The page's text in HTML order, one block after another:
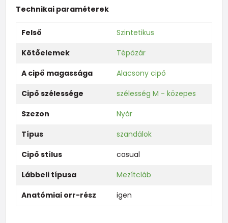
Technikai paraméterek
Felső
Szintetikus
Kötőelemek
Tépőzár
A cipő magassága
Alacsony cipő
Cipő szélessége
szélesség M - közepes
Szezon
Nyár
Típus
szandálok
Cipő stílus
casual
Lábbeli típusa
Mezítcláb
Anatómiai orr-rész
igen